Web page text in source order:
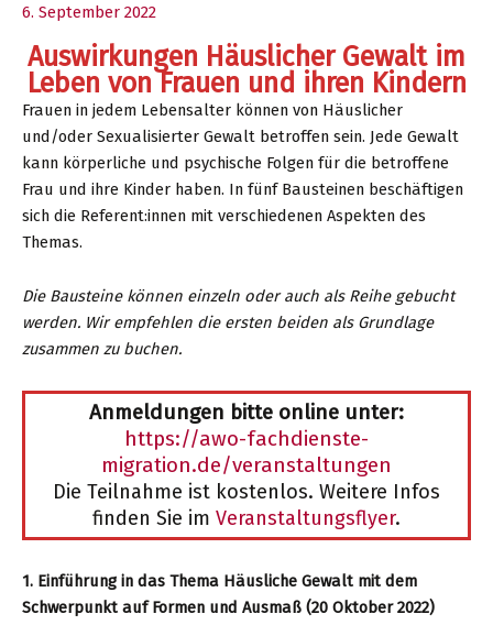
von
Frauen
und
Kindern
für
Mitarbeitende
in
Kindertagesstätten
und
im
Ganztag
im
Kreis
6. September 2022
Auswirkungen Häuslicher Gewalt im
Leben von Frauen und ihren Kindern
Frauen in jedem Lebensalter können von Häuslicher
und/oder Sexualisierter Gewalt betroffen sein. Jede Gewalt
kann körperliche und psychische Folgen für die betroffene
Frau und ihre Kinder haben. In fünf Bausteinen beschäftigen
sich die Referent:innen mit verschiedenen Aspekten des
Themas.
Die Bausteine können einzeln oder auch als Reihe gebucht
werden. Wir empfehlen die ersten beiden als Grundlage
zusammen zu buchen.
Anmeldungen bitte online unter:
https://awo-fachdienste-
migration.de/veranstaltungen
Die Teilnahme ist kostenlos. Weitere Infos
finden Sie im Veranstaltungsflyer.
1. Einführung in das Thema Häusliche Gewalt mit dem
Schwerpunkt auf Formen und Ausmaß (20 Oktober 2022)